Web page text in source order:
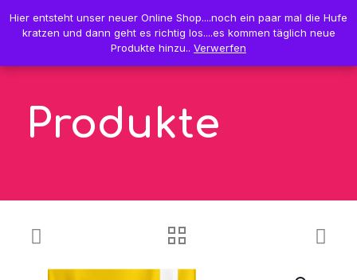
0 0,00 €
Produkte
Hier entsteht unser neuer Online Shop....noch ein paar mal die Hufe
kratzen und dann geht es richtig los....es kommen täglich neue
Produkte hinzu.. Verwerfen
Hier entsteht unser neuer Online Shop....noch ein paar mal die Hufe
kratzen und dann geht es richtig los....es kommen täglich neue
Produkte hinzu.. Verwerfen